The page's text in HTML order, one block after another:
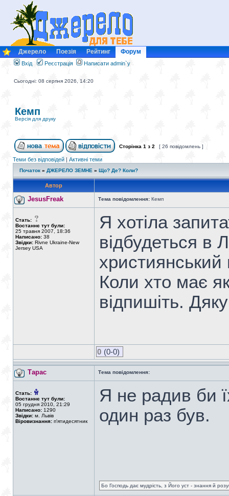
Джерело Поезія Рейтинг Форум
Вхід Реєстрація Написати admin`у
Сьогодні: 08 серпня 2026, 14:20
Кемп
Версія для друку
Сторінка 1 з 2 [ 26 повідомлень ]
Теми без відповідей | Активні теми
Початок » ДЖЕРЕЛО ЗЕМНЕ » Що? Де? Коли?
Автор
JesusFreak Тема повідомлення: Кемп
Стать:
Востаннє тут були:
25 травня 2007, 18:36
Написано: 38
Звідки: Rivne Ukraine-New
Jersey USA
Я хотіла
відбудеться в
xристиянський
Коли xто має
відпишіть.
0 (0-0)
Тарас Тема повідомлення:
Стать:
Востаннє тут були:
05 грудня 2010, 21:29
Написано: 1290
Звідки: м. Львів
Віровизнання: п'ятидесятник
Я не радив би
один раз був.
Бо Господь дає мудрість, з Його уст - знання й